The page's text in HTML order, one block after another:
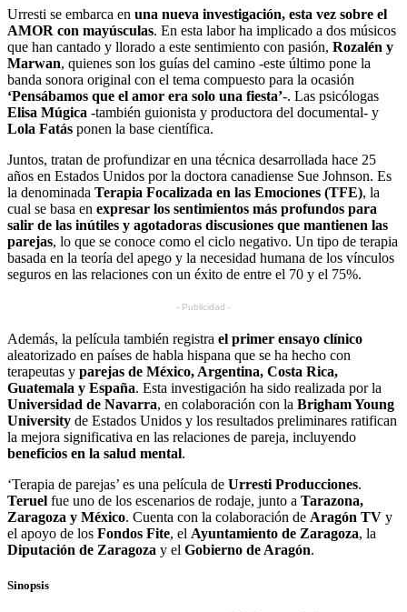
Urresti se embarca en una nueva investigación, esta vez sobre el
AMOR con mayúsculas. En esta labor ha implicado a dos músicos
que han cantado y llorado a este sentimiento con pasión, Rozalén y
Marwan, quienes son los guías del camino -este último pone la
banda sonora original con el tema compuesto para la ocasión
‘Pensábamos que el amor era solo una fiesta’-. Las psicólogas
Elisa Múgica -también guionista y productora del documental- y
Lola Fatás ponen la base científica.
Juntos, tratan de profundizar en una técnica desarrollada hace 25
años en Estados Unidos por la doctora canadiense Sue Johnson. Es
la denominada Terapia Focalizada en las Emociones (TFE), la
cual se basa en expresar los sentimientos más profundos para
salir de las inútiles y agotadoras discusiones que mantienen las
parejas, lo que se conoce como el ciclo negativo. Un tipo de terapia
basada en la teoría del apego y la necesidad humana de los vínculos
seguros en las relaciones con un éxito de entre el 70 y el 75%.
- Publicidad -
Además, la película también registra el primer ensayo clínico
aleatorizado en países de habla hispana que se ha hecho con
terapeutas y parejas de México, Argentina, Costa Rica,
Guatemala y España. Esta investigación ha sido realizada por la
Universidad de Navarra, en colaboración con la Brigham Young
University de Estados Unidos y los resultados preliminares ratifican
la mejora significativa en las relaciones de pareja, incluyendo
beneficios en la salud mental.
‘Terapia de parejas’ es una película de Urresti Producciones.
Teruel fue uno de los escenarios de rodaje, junto a Tarazona,
Zaragoza y México. Cuenta con la colaboración de Aragón TV y
el apoyo de los Fondos Fite, el Ayuntamiento de Zaragoza, la
Diputación de Zaragoza y el Gobierno de Aragón.
Sinopsis